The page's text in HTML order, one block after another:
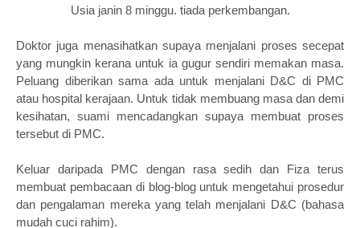
Usia janin 8 minggu. tiada perkembangan.
Doktor juga menasihatkan supaya menjalani proses secepat
yang mungkin kerana untuk ia gugur sendiri memakan masa.
Peluang diberikan sama ada untuk menjalani D&C di PMC
atau hospital kerajaan. Untuk tidak membuang masa dan demi
kesihatan, suami mencadangkan supaya membuat proses
tersebut di PMC.
Keluar daripada PMC dengan rasa sedih dan Fiza terus
membuat pembacaan di blog-blog untuk mengetahui prosedur
dan pengalaman mereka yang telah menjalani D&C (bahasa
mudah cuci rahim).